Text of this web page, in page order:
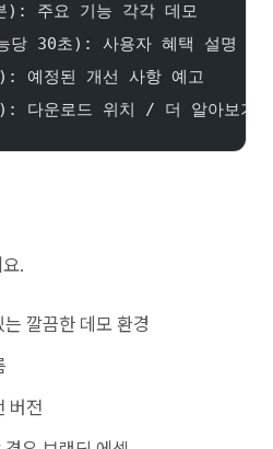
): 주요 기능 각각 데모
당 30초): 사용자 혜택 설명
예정된 개선 사항 예고
다운로드 위치 / 더 알아보기
.
깔끔한 데모 환경
버전